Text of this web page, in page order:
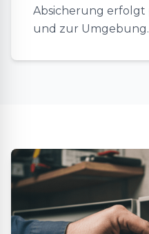
Absicherung erfolgt
und zur Umgebung.